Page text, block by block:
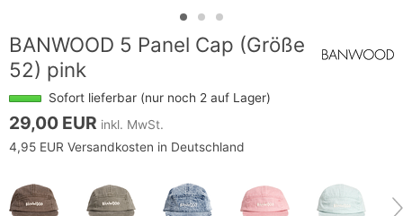
BANWOOD 5 Panel Cap (Größe
52) pink
Sofort lieferbar (nur noch 2 auf Lager)
29,00 EUR inkl. MwSt.
4,95 EUR Versandkosten in Deutschland